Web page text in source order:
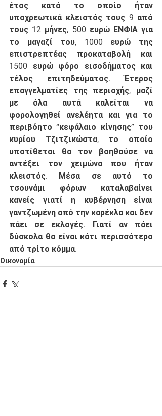
έτος κατά το οποίο ήταν
υποχρεωτικά κλειστός τους 9 από
τους 12 μήνες, 500 ευρώ ΕΝΦΙΑ για
το μαγαζί του, 1000 ευρώ της
επιστρεπτέας προκαταβολή και
1500 ευρώ φόρο εισοδήματος και
τέλος επιτηδεύματος. Έτερος
επαγγελματίες της περιοχής, μαζί
με όλα αυτά καλείται να
φορολογηθεί ανελέητα και για το
περιβόητο “κεφάλαιο κίνησης” του
κυρίου Τζιτζικώστα, το οποίο
υποτίθεται θα τον βοηθούσε να
αντέξει τον χειμώνα που ήταν
κλειστός. Μέσα σε αυτό το
τσουνάμι φόρων καταλαβαίνει
κανείς γιατί η κυβέρνηση είναι
γαντζωμένη από την καρέκλα και δεν
πάει σε εκλογές. Γιατί αν πάει
δύσκολα θα είναι κάτι περισσότερο
από τρίτο κόμμα.
Οικονομία